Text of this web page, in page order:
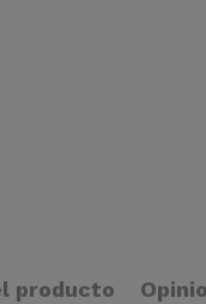
producto